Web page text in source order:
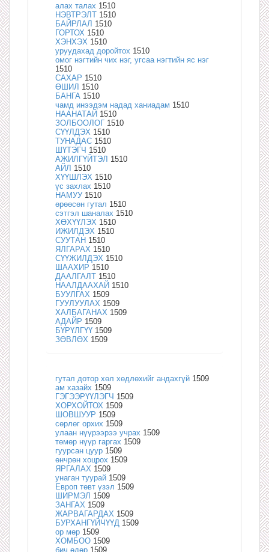
алах талах 1510
НЭВТРЭЛТ 1510
БАЙРЛАЛ 1510
ГОРТОХ 1510
ХЭНХЭХ 1510
уруудахад доройтох 1510
омог нэгтийн чих нэг, угсаа нэгтийн яс нэг
1510
САХАР 1510
ӨШИЛ 1510
БАНГА 1510
чамд инээдэм надад ханиадам 1510
НААНАТАЙ 1510
ЗОЛБООЛОГ 1510
СҮҮЛДЭХ 1510
ТУНАДАС 1510
ШҮТЭГЧ 1510
АЖИЛГҮЙТЭЛ 1510
АЙЛ 1510
ХҮҮШЛЭХ 1510
үс захлах 1510
НАМУУ 1510
өрөөсөн гутал 1510
сэтгэл шаналах 1510
ХӨХҮҮЛЭХ 1510
ИЖИЛДЭХ 1510
СУУТАН 1510
ЯЛГАРАХ 1510
СҮҮЖИЛДЭХ 1510
ШААХИР 1510
ДААЛГАЛТ 1510
НААЛДААХАЙ 1510
БУУЛГАХ 1509
ГУУЛУУЛАХ 1509
ХАЛБАГАНАХ 1509
АДАЙР 1509
БҮРҮЛГҮҮ 1509
ЗӨВЛӨХ 1509
гутал дотор хөл хөдлөхийг андахгүй 1509
ам хазайх 1509
ГЭГЭЭРҮҮЛЭГЧ 1509
ХОРХОЙТОХ 1509
ШОВШУУР 1509
сөрлөг орхих 1509
улаан нүүрээрээ учрах 1509
төмөр нүүр гаргах 1509
гуурсан цуур 1509
өнчрөн хоцрох 1509
ЯРГАЛАХ 1509
унаган туурай 1509
Европ төвт үзэл 1509
ШИРМЭЛ 1509
ЗАНГАХ 1509
ЖАРВАГАРДАХ 1509
БУРХАНГҮЙЧҮҮД 1509
ор мөр 1509
ХОМБОО 1509
бич өдөр 1509